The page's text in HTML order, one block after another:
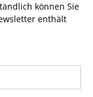
können Sie
enthält